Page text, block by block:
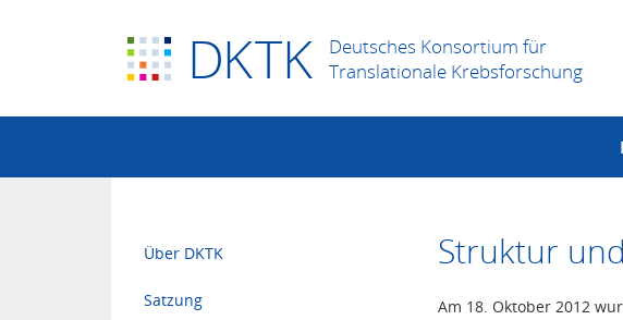
DKTK
Deutsches Konsortium für
Translationale Krebsforschung
Über DKTK
Satzung
Struktur
Am 18. Oktober 2012